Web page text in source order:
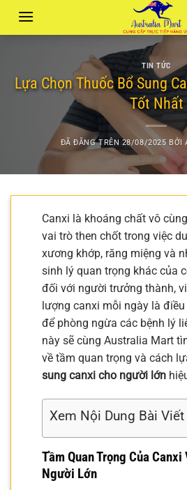
TIN TỨC
Lựa Chọn Thuốc Bổ Sung
Tốt Nhất
ĐÃ ĐĂNG TRÊN 28/08/2025 BỞI
Canxi là khoáng chất vô
vai trò then chốt trong việc
xương khớp, răng miệng và
sinh lý quan trọng khác của
đối với người trưởng thành,
lượng canxi mỗi ngày là
để phòng ngừa các bệnh lý
này sẽ cùng Australia Mart
về tầm quan trọng và cách
sung canxi cho người lớn
Xem Nội Dung Bài Viết
Tầm Quan Trọng Của
Người Lớn